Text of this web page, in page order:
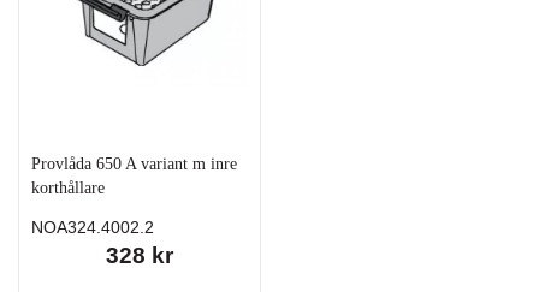
Provlåda 650 A variant m inre
korthållare
NOA324.4002.2
328 kr